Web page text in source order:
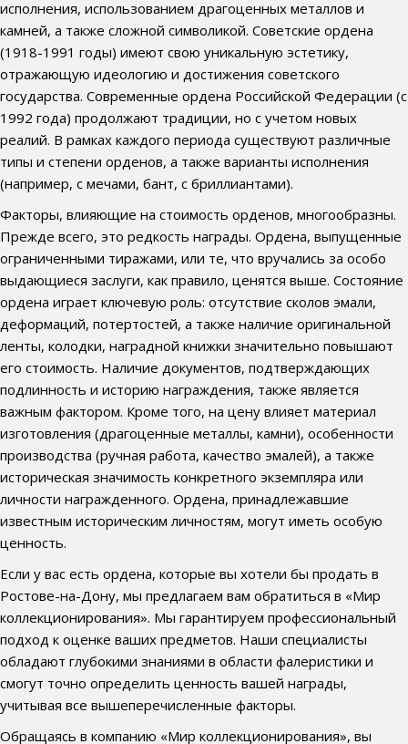
исполнения, использованием драгоценных металлов и
камней, а также сложной символикой. Советские ордена
(1918-1991 годы) имеют свою уникальную эстетику,
отражающую идеологию и достижения советского
государства. Современные ордена Российской Федерации (с
1992 года) продолжают традиции, но с учетом новых
реалий. В рамках каждого периода существуют различные
типы и степени орденов, а также варианты исполнения
(например, с мечами, бант, с бриллиантами).
Факторы, влияющие на стоимость орденов, многообразны.
Прежде всего, это редкость награды. Ордена, выпущенные
ограниченными тиражами, или те, что вручались за особо
выдающиеся заслуги, как правило, ценятся выше. Состояние
ордена играет ключевую роль: отсутствие сколов эмали,
деформаций, потертостей, а также наличие оригинальной
ленты, колодки, наградной книжки значительно повышают
его стоимость. Наличие документов, подтверждающих
подлинность и историю награждения, также является
важным фактором. Кроме того, на цену влияет материал
изготовления (драгоценные металлы, камни), особенности
производства (ручная работа, качество эмалей), а также
историческая значимость конкретного экземпляра или
личности награжденного. Ордена, принадлежавшие
известным историческим личностям, могут иметь особую
ценность.
Если у вас есть ордена, которые вы хотели бы продать в
Ростове-на-Дону, мы предлагаем вам обратиться в «Мир
коллекционирования». Мы гарантируем профессиональный
подход к оценке ваших предметов. Наши специалисты
обладают глубокими знаниями в области фалеристики и
смогут точно определить ценность вашей награды,
учитывая все вышеперечисленные факторы.
Обращаясь в компанию «Мир коллекционирования», вы